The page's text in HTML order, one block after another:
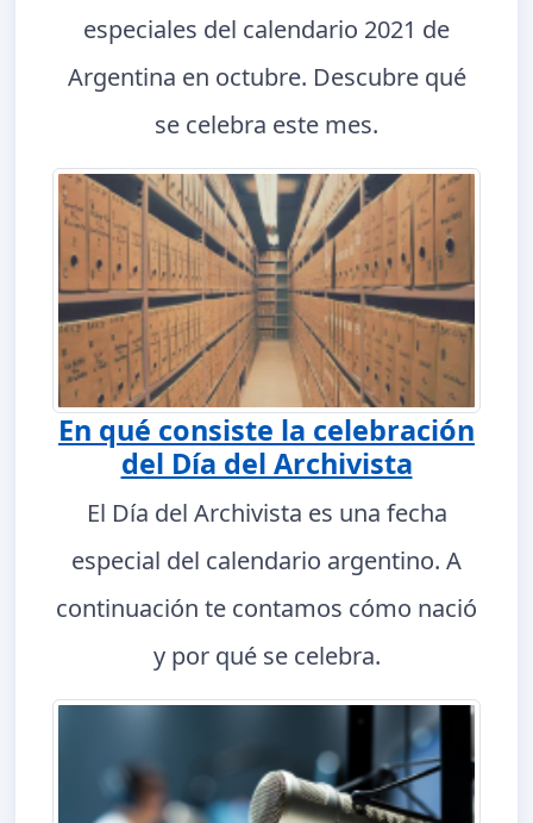
especiales del calendario 2021 de
Argentina en octubre. Descubre qué
se celebra este mes.
En qué consiste la celebración
del Día del Archivista
El Día del Archivista es una fecha
especial del calendario argentino. A
continuación te contamos cómo nació
y por qué se celebra.